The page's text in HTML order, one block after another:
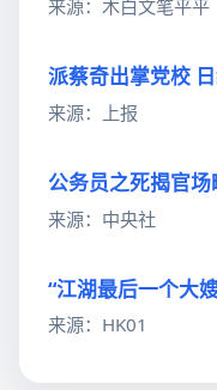
来源：木白文笔平平
派蔡奇出掌党校
来源：上报
公务员之死揭官
来源：中央社
“江湖最后一个大
来源：HK01